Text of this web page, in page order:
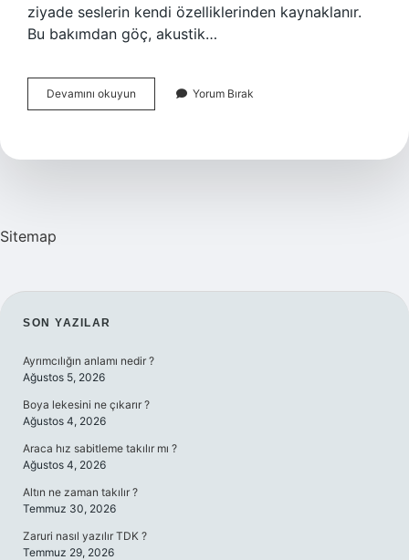
ziyade seslerin kendi özelliklerinden kaynaklanır.
Bu bakımdan göç, akustik…
Devamını okuyun Ikizleşme
Göçüşme
Yorum Bırak
Sitemap
SIDEBAR
SON YAZILAR
Ayrımcılığın anlamı nedir ?
Ağustos 5, 2026
Boya lekesini ne çıkarır ?
Ağustos 4, 2026
Araca hız sabitleme takılır mı ?
Ağustos 4, 2026
Altın ne zaman takılır ?
Temmuz 30, 2026
Zaruri nasıl yazılır TDK ?
Temmuz 29, 2026